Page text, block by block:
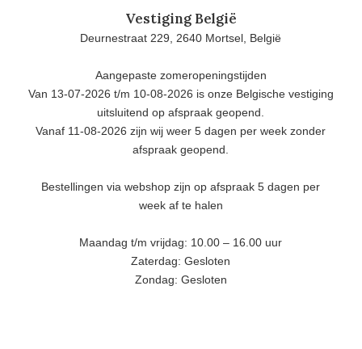
Vestiging België
Deurnestraat 229, 2640 Mortsel, België
Aangepaste zomeropeningstijden
Van 13-07-2026 t/m 10-08-2026 is onze Belgische vestiging
uitsluitend op afspraak geopend.
Vanaf 11-08-2026 zijn wij weer 5 dagen per week zonder
afspraak geopend.
Bestellingen via webshop zijn op afspraak 5 dagen per
week af te halen
Maandag t/m vrijdag: 10.00 – 16.00 uur
Zaterdag: Gesloten
Zondag: Gesloten